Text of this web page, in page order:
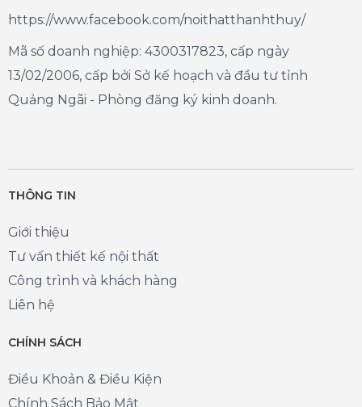
https://www.facebook.com/noithatthanhthuy/
Mã số doanh nghiệp: 4300317823, cấp ngày
13/02/2006, cấp bởi Sở kế hoạch và đầu tư tỉnh
Quảng Ngãi - Phòng đăng ký kinh doanh.
THÔNG TIN
Giới thiệu
Tư vấn thiết kế nội thất
Công trình và khách hàng
Liên hệ
CHÍNH SÁCH
Điều Khoản & Điều Kiện
Chính Sách Bảo Mật